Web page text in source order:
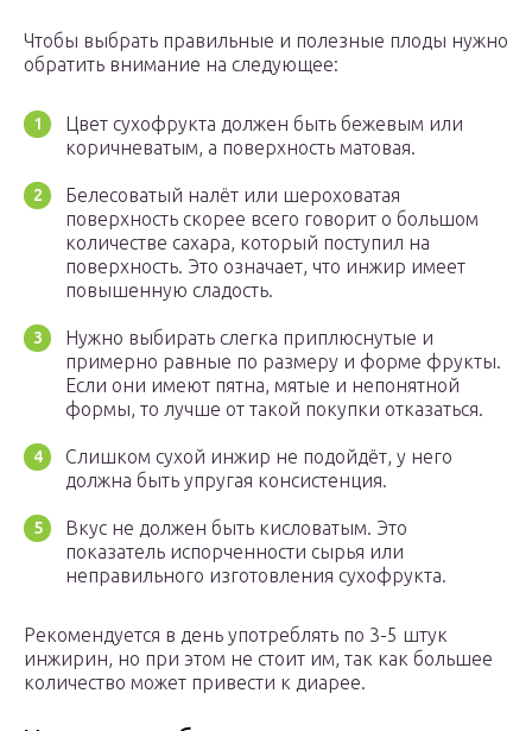
Чтобы выбрать правильные и полезные плоды нужно
обратить внимание на следующее:
Цвет сухофрукта должен быть бежевым или
коричневатым, а поверхность матовая.
Белесоватый налёт или шероховатая
поверхность скорее всего говорит о большом
количестве сахара, который поступил на
поверхность. Это означает, что инжир имеет
повышенную сладость.
Нужно выбирать слегка приплюснутые и
примерно равные по размеру и форме фрукты.
Если они имеют пятна, мятые и непонятной
формы, то лучше от такой покупки отказаться.
Слишком сухой инжир не подойдёт, у него
должна быть упругая консистенция.
Вкус не должен быть кисловатым. Это
показатель испорченности сырья или
неправильного изготовления сухофрукта.
Рекомендуется в день употреблять по 3-5 штук
инжирин, но при этом не стоит им, так как большее
количество может привести к диарее.